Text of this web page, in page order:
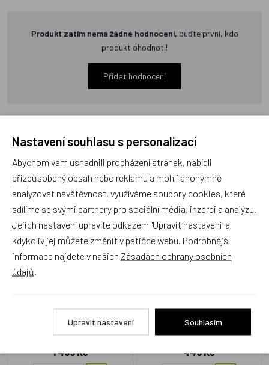
Produkt zatím nemá žádné hodnocení, buďte první, kdo
produkt ohodnotí!
Přidat hodnocení
Zboží se stejným motivem
VIGA, Dřevěná garáž s
výtahem
1 499 Kč
VIGA, Dřevěná vkládačka
zvuková - Činnosti
449 Kč
Nastavení souhlasu s personalizací
Abychom vám usnadnili procházení stránek, nabídli
přizpůsobený obsah nebo reklamu a mohli anonymně
analyzovat návštěvnost, využíváme soubory cookies, které
sdílíme se svými partnery pro sociální média, inzerci a analýzu.
Jejich nastavení upravíte odkazem "Upravit nastavení" a
kdykoliv jej můžete změnit v patičce webu. Podrobnější
informace najdete v našich Zásadách ochrany osobních
údajů
Upravit nastavení Souhlasím